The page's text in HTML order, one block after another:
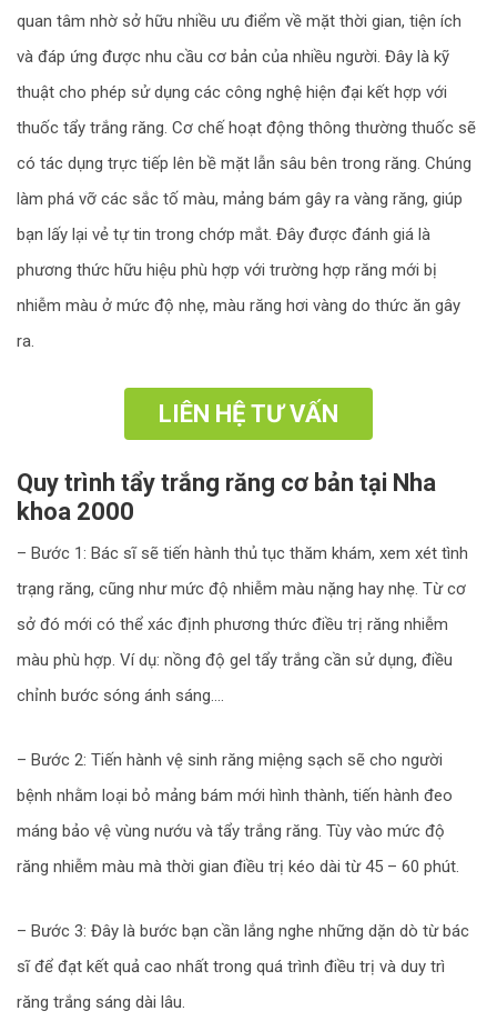
quan tâm nhờ sở hữu nhiều ưu điểm về mặt thời gian, tiện ích
và đáp ứng được nhu cầu cơ bản của nhiều người. Đây là kỹ
thuật cho phép sử dụng các công nghệ hiện đại kết hợp với
thuốc tẩy trắng răng. Cơ chế hoạt động thông thường thuốc sẽ
có tác dụng trực tiếp lên bề mặt lẫn sâu bên trong răng. Chúng
làm phá vỡ các sắc tố màu, mảng bám gây ra vàng răng, giúp
bạn lấy lại vẻ tự tin trong chớp mắt. Đây được đánh giá là
phương thức hữu hiệu phù hợp với trường hợp răng mới bị
nhiễm màu ở mức độ nhẹ, màu răng hơi vàng do thức ăn gây
ra.
LIÊN HỆ TƯ VẤN
Quy trình tẩy trắng răng cơ bản tại Nha
khoa 2000
– Bước 1: Bác sĩ sẽ tiến hành thủ tục thăm khám, xem xét tình
trạng răng, cũng như mức độ nhiễm màu nặng hay nhẹ. Từ cơ
sở đó mới có thể xác định phương thức điều trị răng nhiễm
màu phù hợp. Ví dụ: nồng độ gel tẩy trắng cần sử dụng, điều
chỉnh bước sóng ánh sáng….
– Bước 2: Tiến hành vệ sinh răng miệng sạch sẽ cho người
bệnh nhằm loại bỏ mảng bám mới hình thành, tiến hành đeo
máng bảo vệ vùng nướu và tẩy trắng răng. Tùy vào mức độ
răng nhiễm màu mà thời gian điều trị kéo dài từ 45 – 60 phút.
– Bước 3: Đây là bước bạn cần lắng nghe những dặn dò từ bác
sĩ để đạt kết quả cao nhất trong quá trình điều trị và duy trì
răng trắng sáng dài lâu.